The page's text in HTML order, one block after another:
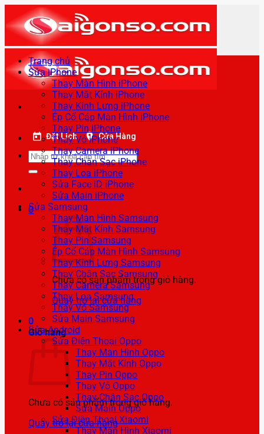
qua
nội
dung
Đặt Lịch Cửa Hàng
Tìm
kiếm:
0
Chưa có sản phẩm trong giỏ hàng.
Quay trở lại cửa hàng
0
Giỏ hàng
Chưa có sản phẩm trong giỏ hàng.
Quay trở lại cửa hàng
Trang chủ
Sửa iPhone
Thay Màn Hình iPhone
Thay Mặt Kính iPhone
Thay Kính Lưng iPhone
Ép Cổ Cáp Màn Hình iPhone
Thay Pin iPhone
Thay Vỏ iPhone
Thay Camera iPhone
Thay Chân Sạc iPhone
Thay Loa iPhone
Sửa Face ID iPhone
Sửa Main iPhone
Sửa Samsung
Thay Màn Hình Samsung
Thay Mặt Kính Samsung
Thay Pin Samsung
Ép Cổ Cáp Màn Hình Samsung
Thay Kính Lưng Samsung
Thay Chân Sạc Samsung
Thay Camera Samsung
Thay Loa Samsung
Thay Vỏ Samsung
Sửa Main Samsung
Sửa Android
Sửa Điện Thoại Oppo
Thay Màn Hình Oppo
Thay Mặt Kính Oppo
Thay Pin Oppo
Thay Vỏ Oppo
Thay Chân Sạc Oppo
Sửa Main Oppo
Sửa Điện Thoại Xiaomi
Thay Màn Hình Xiaomi